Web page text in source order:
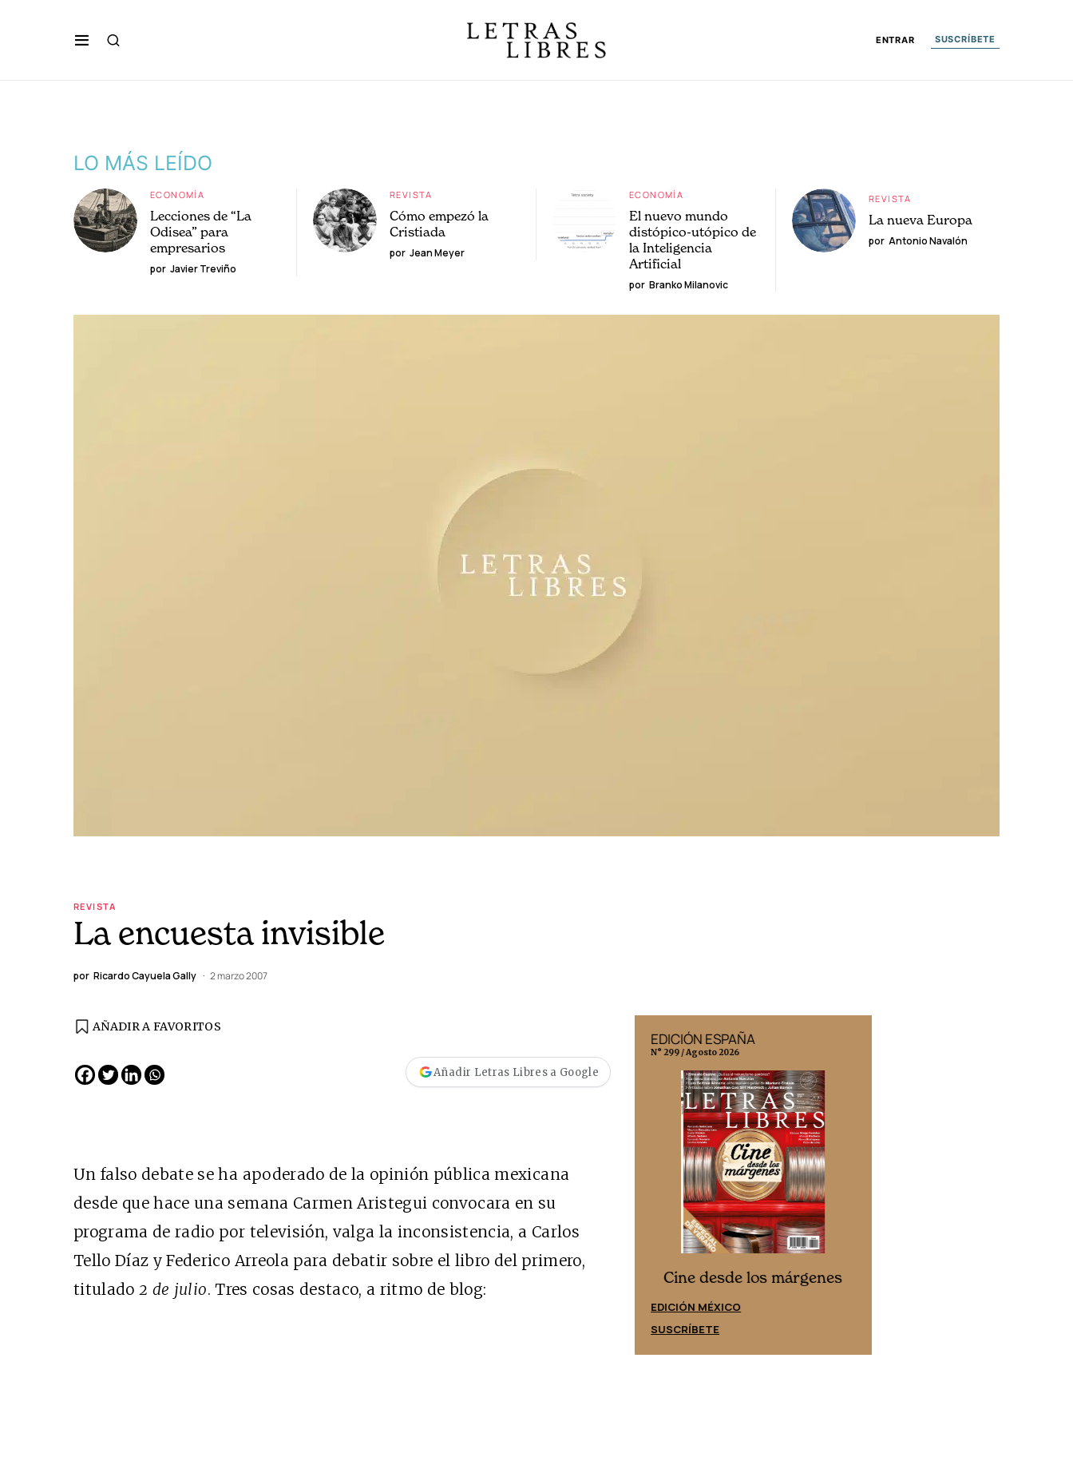
ENTRAR SUSCRÍBETE
LO MÁS LEÍDO
ECONOMÍA
Lecciones de “La
Odisea” para
empresarios
por Javier Treviño
REVISTA
Cómo empezó la
Cristiada
por Jean Meyer
ECONOMÍA
El nuevo mundo
distópico-utópico de
la Inteligencia
Artificial
por Branko Milanovic
REVISTA
La nueva Europa
por Antonio Navalón
REVISTA
La encuesta invisible
por Ricardo Cayuela Gally 2 marzo 2007
AÑADIR A FAVORITOS
Añadir Letras Libres a Google
Un falso debate se ha apoderado de la opinión pública mexicana
desde que hace una semana Carmen Aristegui convocara en su
programa de radio por televisión, valga la inconsistencia, a Carlos
Tello Díaz y Federico Arreola para debatir sobre el libro del primero,
titulado2 de julio. Tres cosas destaco, a ritmo de blog:
Cine desde los márgenes Cine desde los márgenes
EDICIÓN ESPAÑA
N° 299 / Agosto 2026
Cine desde los márgenes
EDICIÓN MÉXICO
SUSCRÍBETE